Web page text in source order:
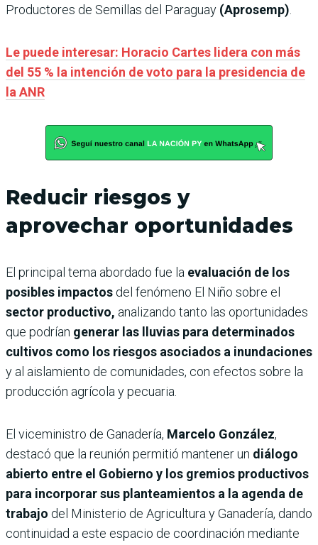
Productores de Semillas del Paraguay (Aprosemp)
Le puede interesar: Horacio Cartes lidera con más
del 55 % la intención de voto para la presidencia de
la ANR
Reducir riesgos y
aprovechar oportunidades
El principal tema abordado fue la evaluación de los
posibles impactos del fenómeno El Niño sobre el
sector productivo, analizando tanto las oportunidades
que podrían generar las lluvias para determinados
cultivos como los riesgos asociados a inundaciones
y al aislamiento de comunidades, con efectos sobre la
producción agrícola y pecuaria.
El viceministro de Ganadería, Marcelo González,
destacó que la reunión permitió mantener un diálogo
abierto entre el Gobierno y los gremios productivos
para incorporar sus planteamientos a la agenda de
trabajo del Ministerio de Agricultura y Ganadería, dando
continuidad a este espacio de coordinación mediante